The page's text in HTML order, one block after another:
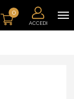
0
ACCEDI